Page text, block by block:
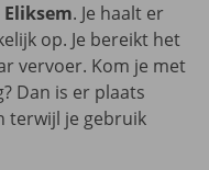
. Je haalt er
op. Je bereikt het
vervoer. Kom je met
Dan is er plaats
terwijl je gebruik